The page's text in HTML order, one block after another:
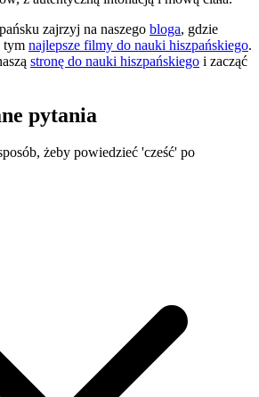
zajrzyj na naszego bloga, gdzie
tym najlepsze filmy do nauki hiszpańskiego.
stronę do nauki hiszpańskiego i zacząć
pytania
żeby powiedzieć 'cześć' po